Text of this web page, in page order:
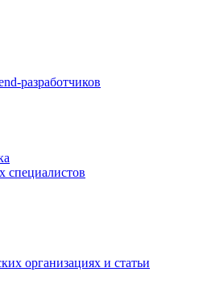
разработчиков
специалистов
организациях и статьи